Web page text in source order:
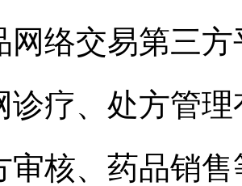
交易第三方
诊疗、处方管
审核、药品销